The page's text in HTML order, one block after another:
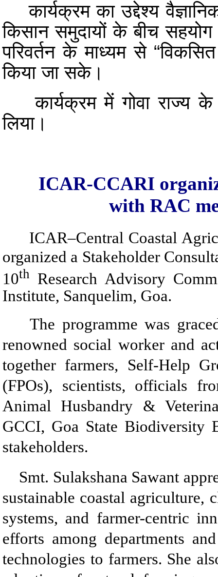
कार्यक्रम का उद्देश्य
किसान समुदायों के बीच सहयोग
परिवर्तन के माध्यम से
किया जा सके।
कार्यक्रम में गोवा राज्य के
लिया।
ICAR-CCARI
with RAC
ICAR–Central Coastal
organized a Stakeholder
10th Research Advisory
Institute, Sanquelim, Goa.
The programme was
renowned social worker and
together farmers, Self-Help
(FPOs), scientists, officials
Animal Husbandry &
GCCI, Goa State Biodiversity
stakeholders.
Smt. Sulakshana Sawant
sustainable coastal agriculture,
systems, and farmer-centric
efforts among departments
technologies to farmers. She